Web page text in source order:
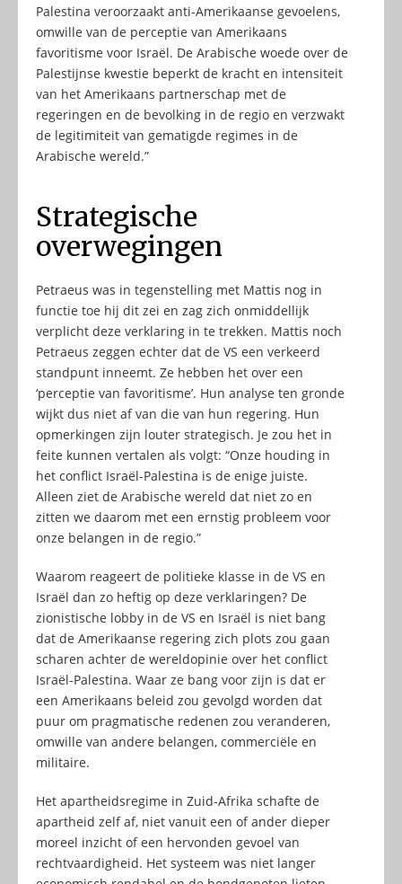
Palestina veroorzaakt anti-Amerikaanse gevoelens,
omwille van de perceptie van Amerikaans
favoritisme voor Israël. De Arabische woede over de
Palestijnse kwestie beperkt de kracht en intensiteit
van het Amerikaans partnerschap met de
regeringen en de bevolking in de regio en verzwakt
de legitimiteit van gematigde regimes in de
Arabische wereld.”
Strategische
overwegingen
Petraeus was in tegenstelling met Mattis nog in
functie toe hij dit zei en zag zich onmiddellijk
verplicht deze verklaring in te trekken. Mattis noch
Petraeus zeggen echter dat de VS een verkeerd
standpunt inneemt. Ze hebben het over een
‘perceptie van favoritisme’. Hun analyse ten gronde
wijkt dus niet af van die van hun regering. Hun
opmerkingen zijn louter strategisch. Je zou het in
feite kunnen vertalen als volgt: “Onze houding in
het conflict Israël-Palestina is de enige juiste.
Alleen ziet de Arabische wereld dat niet zo en
zitten we daarom met een ernstig probleem voor
onze belangen in de regio.”
Waarom reageert de politieke klasse in de VS en
Israël dan zo heftig op deze verklaringen? De
zionistische lobby in de VS en Israël is niet bang
dat de Amerikaanse regering zich plots zou gaan
scharen achter de wereldopinie over het conflict
Israël-Palestina. Waar ze bang voor zijn is dat er
een Amerikaans beleid zou gevolgd worden dat
puur om pragmatische redenen zou veranderen,
omwille van andere belangen, commerciële en
militaire.
Het apartheidsregime in Zuid-Afrika schafte de
apartheid zelf af, niet vanuit een of ander dieper
moreel inzicht of een hervonden gevoel van
rechtvaardigheid. Het systeem was niet langer